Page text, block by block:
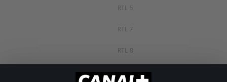
RTL 5
RTL 7
RTL 8
RTL Z